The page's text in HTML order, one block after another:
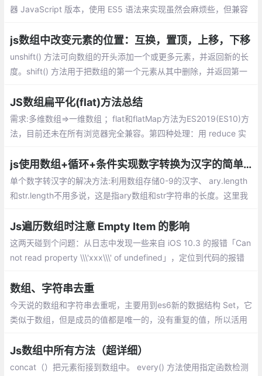
器 JavaScript 版本，使用 ES5 语法来实现虽然会麻烦些，但兼容
方库。
js数组中改变元素的位置：互换，置顶，上移，下移
unshift() 方法可向数组的开头添加一个或更多元素，并返回新的长
度。shift() 方法用于把数组的第一个元素从其中删除，并返回第一
素
JS数组扁平化(flat)方法总结
需求:多维数组=>一维数组 ；flat和flatMap方法为ES2019(ES10)方
法，目前还未在所有浏览器完全兼容。第四种处理：用 reduce 实
js使用数组+循环+条件实现数字转换为汉字的简单方法。
单个数字转汉字的解决方法:利用数组存储0-9的汉字、 ary.length
和str.length不用多说，这是指ary数组和str字符串的长度。这里我
为j的元素,在ary中索引为i的元素。
Js遍历数组时注意 Empty Item 的影响
这两天碰到个问题：从日志中发现一些来自 iOS 10.3 的报错「Can
not read property \\\'xxx\\\' of undefined」，定位到代码的报错
Object，但实际上出现了异常的元素
数组、字符串去重
今天说的数组和字符串去重呢，主要用到es6新的数据结构 Set，它
类似于数组，但是成员的值都是唯一的，没有重复的值，所以活用
Js数组中所有方法（超详细）
concat（）把元素衔接到数组中。 every() 方法使用指定函数检测